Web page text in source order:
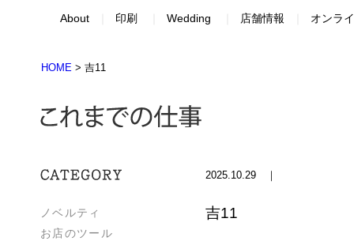
About 印刷 Wedding 店舗情報 オンラ
HOME > 吉11
ノベルティ
お店のツール
2025.10.29 ｜
吉11